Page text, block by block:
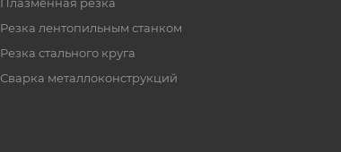
Плазменная резка
Резка лентопильным станком
Резка стального круга
Сварка металлоконструкций